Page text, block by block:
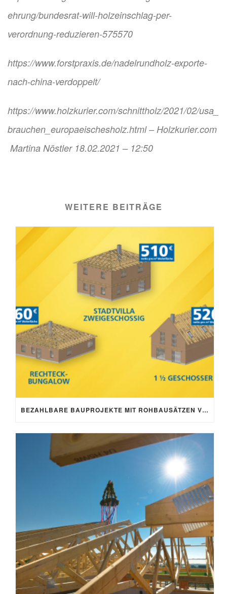
ehrung/bundesrat-will-holzeinschlag-per-
verordnung-reduzieren-575570
https://www.forstpraxis.de/nadelrundholz-exporte-
nach-china-verdoppelt/
https://www.holzkurier.com/schnittholz/2021/02/usa_
brauchen_europaeischesholz.html – Holzkurier.com
Martina Nöstler 18.02.2021 – 12:50
WEITERE BEITRÄGE
BEZAHLBARE BAUPROJEKTE MIT ROHBAUSÄTZEN VON SCHNOOR